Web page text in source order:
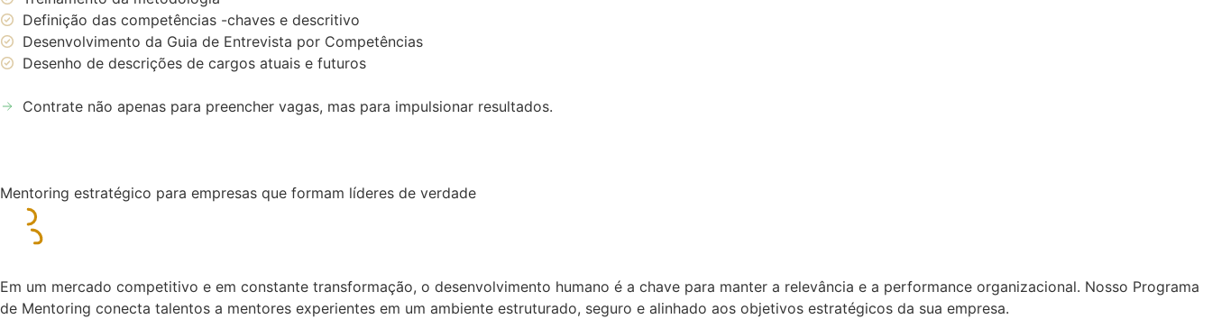
Definição das competências -chaves e descritivo
Desenvolvimento da Guia de Entrevista por Competências
Desenho de descrições de cargos atuais e futuros
Contrate não apenas para preencher vagas, mas para impulsionar resultados.
Mentoring estratégico para empresas que formam líderes de verdade
Em um mercado competitivo e em constante transformação, o desenvolvimento humano é a chave para manter a relevância e a performance organizacional. Nosso Programa
de Mentoring conecta talentos a mentores experientes em um ambiente estruturado, seguro e alinhado aos objetivos estratégicos da sua empresa.